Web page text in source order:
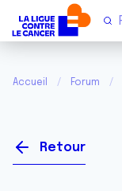
Accueil Forum
Retour